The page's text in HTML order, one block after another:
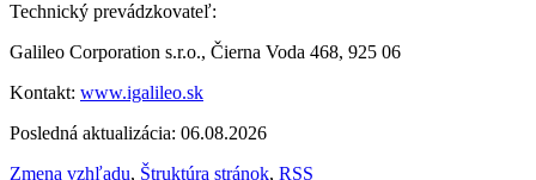
Technický prevádzkovateľ:
Galileo Corporation s.r.o., Čierna Voda 468, 925 06
Kontakt: www.igalileo.sk
Posledná aktualizácia: 06.08.2026
Zmena vzhľadu, Štruktúra stránok, RSS